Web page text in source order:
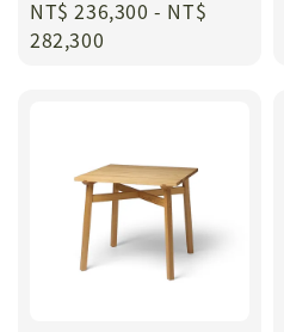
Regular
price
NT$ 236,300 - NT$
282,300